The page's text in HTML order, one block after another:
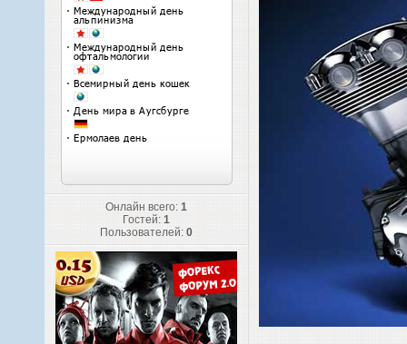
Онлайн всего: 1
Гостей: 1
Пользователей: 0